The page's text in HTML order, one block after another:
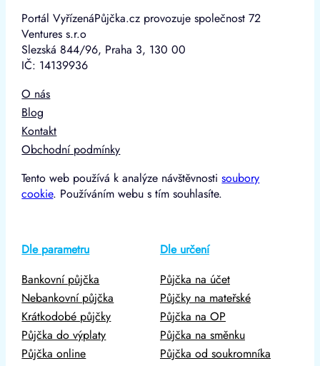
Portál VyřízenáPůjčka.cz provozuje společnost 72
Ventures s.r.o
Slezská 844/96, Praha 3, 130 00
IČ: 14139936
O nás
Blog
Kontakt
Obchodní podmínky
Tento web používá k analýze návštěvnostisoubory
cookie. Používáním webu s tím souhlasíte.
Dle parametru
Bankovní půjčka
Nebankovní půjčka
Krátkodobé půjčky
Půjčka do výplaty
Půjčka online
Dle určení
Půjčka na účet
Půjčky na mateřské
Půjčka na OP
Půjčka na směnku
Půjčka od soukromníka